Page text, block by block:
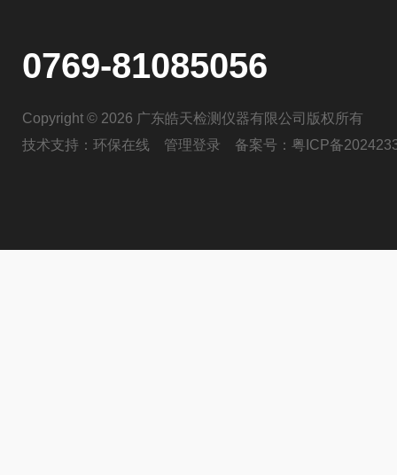
0769-81085056
Copyright © 2026 广东皓天检测仪器有限公司版权所有
技术支持： 环保在线 管理登录 备案号： 粤ICP备